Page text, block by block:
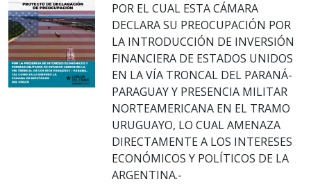
POR EL CUAL ESTA CÁMARA
DECLARA SU PREOCUPACIÓN POR
LA INTRODUCCIÓN DE INVERSIÓN
FINANCIERA DE ESTADOS UNIDOS
EN LA VÍA TRONCAL DEL PARANÁ-
PARAGUAY Y PRESENCIA MILITAR
NORTEAMERICANA EN EL TRAMO
URUGUAYO, LO CUAL AMENAZA
DIRECTAMENTE A LOS INTERESES
ECONÓMICOS Y POLÍTICOS DE LA
ARGENTINA.-